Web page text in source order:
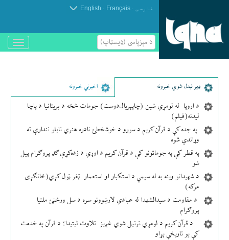
فارسی .
Français
.
English
د مېزپاسى (ډیسټاپ)
باز
و
ډير لیدل شوي خبرونه اخیرني خبرونه
د اروپا له لومړي شین (چاپېریال‌دوست) جومات څخه د بریتانیا د پاچا
لیدنه(فیلم)
په جده کې د قرآن کریم د سورو د خوشخطئ نادره هنري تابلو نندارې ته
وړاندې شوه
په قطر کې په جوماتونو کې د قرآن کریم د اوړي د زده‌کړې ګډ پروګرام پیل
شو
د شهیدانو وینه به له سیمې د استکبار او استعمار ټغر ټول کړي(ځانګړی
مرکه)
د مقاومت د سیدالشهدا له عبادي لارښوونو سره د سل ورځنئ ملتیا
پروګرام
د قرآن کریم د لومړي ترتیل شوي غږیز تلاوت ثبتیدا؛ د قرآن په خدمت
کې یو تاریخي پړاو